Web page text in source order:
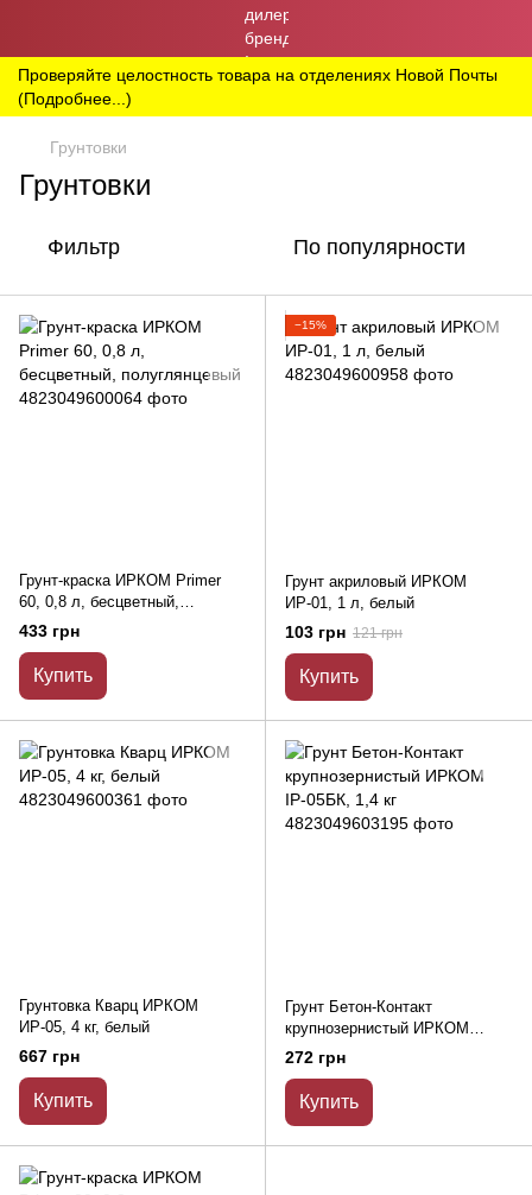
Проверяйте целостность товара на отделениях Новой Почты
(Подробнее...)
Грунтовки
Грунтовки
Фильтр По популярности
Грунт-краска ИРКОМ Primer
60, 0,8 л, бесцветный,
полуглянцевый
433 грн
Купить
−15%
Грунт акриловый ИРКОМ
ИР-01, 1 л, белый
103 грн 121 грн
Купить
Грунтовка Кварц ИРКОМ
ИР-05, 4 кг, белый
667 грн
Купить
Грунт Бетон-Контакт
крупнозернистый ИРКОМ
ІР-05БК, 1,4 кг
272 грн
Купить